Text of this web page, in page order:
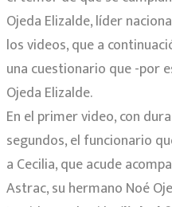
Ojeda Elizalde, líder
los videos, que a
una cuestionario que -por
Ojeda Elizalde.
En el primer video, con
segundos, el funcionario
a Cecilia, que acude
Astrac, su hermano Noé